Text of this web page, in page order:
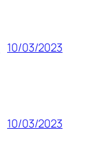
10/03/2023
10/03/2023